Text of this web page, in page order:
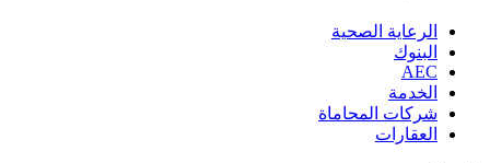
الرعاية الصحية
البنوك
AEC
الخدمة
شركات المحاماة
العقارات